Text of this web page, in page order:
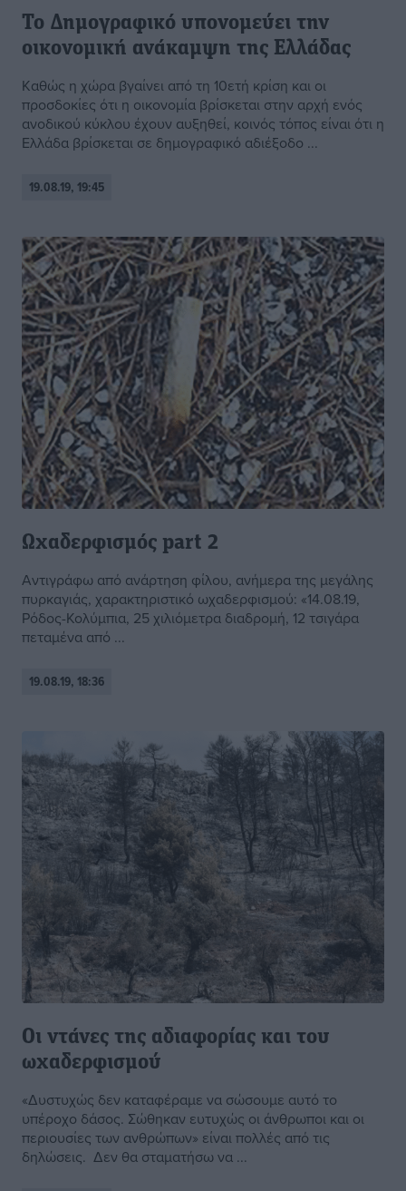
Το Δημογραφικό υπονομεύει την
οικονομική ανάκαμψη της Ελλάδας
Kαθώς η χώρα βγαίνει από τη 10ετή κρίση και οι
προσδοκίες ότι η οικονομία βρίσκεται στην αρχή ενός
ανοδικού κύκλου έχουν αυξηθεί, κοινός τόπος είναι ότι η
Ελλάδα βρίσκεται σε δημογραφικό αδιέξοδο ...
19.08.19, 19:45
Ωχαδερφισμός part 2
Αντιγράφω από ανάρτηση φίλου, ανήμερα της μεγάλης
πυρκαγιάς, χαρακτηριστικό ωχαδερφισμού: «14.08.19,
Ρόδος-Κολύμπια, 25 χιλιόμετρα διαδρομή, 12 τσιγάρα
πεταμένα από ...
19.08.19, 18:36
Οι ντάνες της αδιαφορίας και του
ωχαδερφισμού
«Δυστυχώς δεν καταφέραμε να σώσουμε αυτό το
υπέροχο δάσος. Σώθηκαν ευτυχώς οι άνθρωποι και οι
περιουσίες των ανθρώπων» είναι πολλές από τις
δηλώσεις. Δεν θα σταματήσω να ...